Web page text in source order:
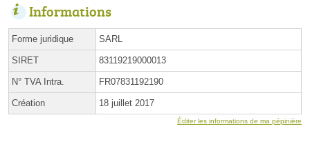
Informations
Forme juridique SARL
SIRET 83119219000013
N° TVA Intra. FR07831192190
Création 18 juillet 2017
Éditer les informations de ma pépinière